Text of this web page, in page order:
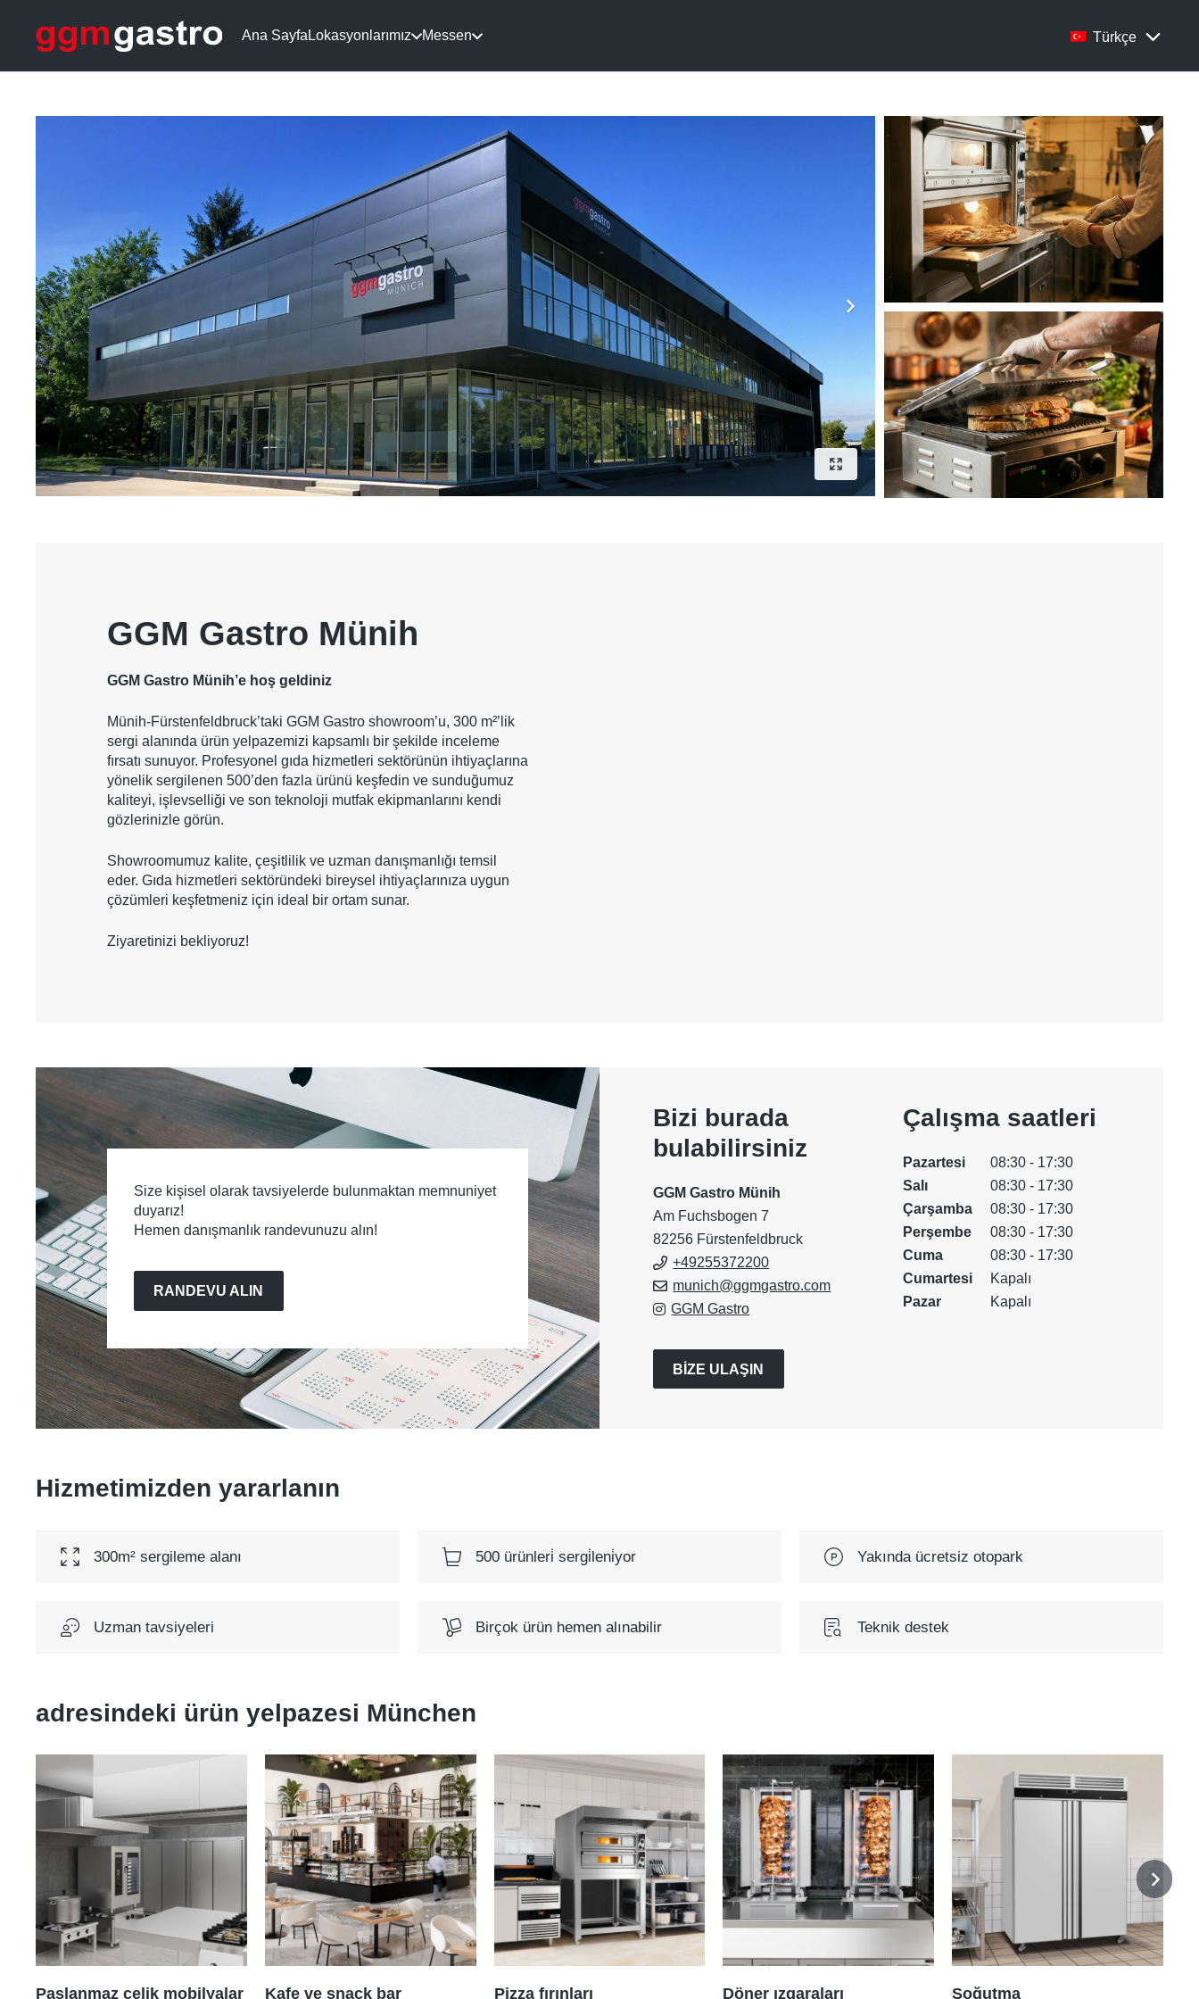
Ana Sayfa Lokasyonlarımız Messen Türkçe
GGM Gastro Münih
GGM Gastro Münih’e hoş geldiniz
Münih-Fürstenfeldbruck’taki GGM Gastro showroom’u, 300 m²’lik
sergi alanında ürün yelpazemizi kapsamlı bir şekilde inceleme
fırsatı sunuyor. Profesyonel gıda hizmetleri sektörünün ihtiyaçlarına
yönelik sergilenen 500’den fazla ürünü keşfedin ve sunduğumuz
kaliteyi, işlevselliği ve son teknoloji mutfak ekipmanlarını kendi
gözlerinizle görün.
Showroomumuz kalite, çeşitlilik ve uzman danışmanlığı temsil
eder. Gıda hizmetleri sektöründeki bireysel ihtiyaçlarınıza uygun
çözümleri keşfetmeniz için ideal bir ortam sunar.
Ziyaretinizi bekliyoruz!
Size kişisel olarak tavsiyelerde bulunmaktan memnuniyet
duyarız!
Hemen danışmanlık randevunuzu alın!
RANDEVU ALIN
Bizi burada
bulabilirsiniz
GGM Gastro Münih
Am Fuchsbogen 7
82256 Fürstenfeldbruck
+49255372200
munich@ggmgastro.com
GGM Gastro
BIZE ULAŞIN
Çalışma saatleri
Pazartesi
08:30 - 17:30
Salı
08:30 - 17:30
Çarşamba
08:30 - 17:30
Perşembe
08:30 - 17:30
Cuma
08:30 - 17:30
Cumartesi
Kapalı
Pazar
Kapalı
Hizmetimizden yararlanın
300m² sergileme alanı 500 ürünleri̇ sergi̇leni̇yor Yakında ücretsiz otopark
Uzman tavsiyeleri Birçok ürün hemen alınabilir Teknik destek
adresindeki ürün yelpazesi München
Paslanmaz çelik mobilyalar Kafe ve snack bar Pizza fırınları Döner ızgaraları Soğutma